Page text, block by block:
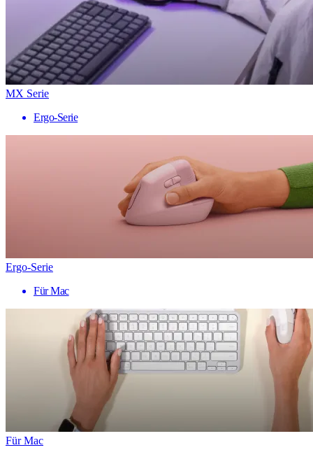
MX Serie
Ergo-Serie
Ergo-Serie
Für Mac
Für Mac